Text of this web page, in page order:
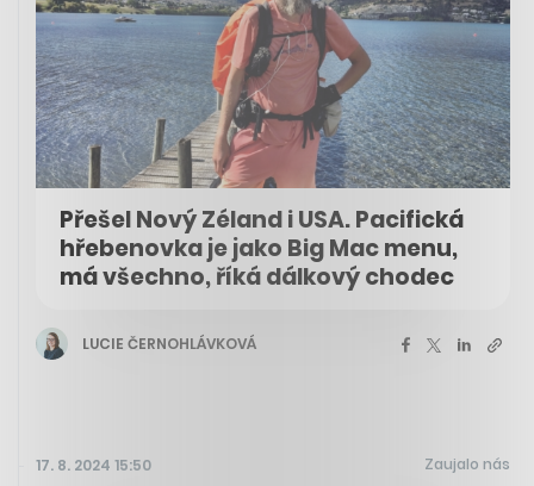
Přešel Nový Zéland i USA. Pacifická
hřebenovka je jako Big Mac menu,
má všechno, říká dálkový chodec
LUCIE ČERNOHLÁVKOVÁ
17. 8. 2024 15:50 Zaujalo nás